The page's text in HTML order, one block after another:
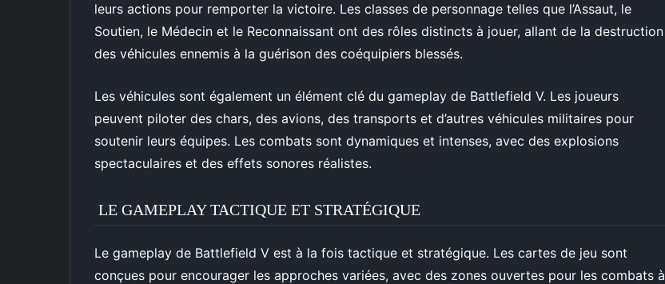
leurs actions pour remporter la victoire. Les classes de personnage telles que l’Assaut, le
Soutien, le Médecin et le Reconnaissant ont des rôles distincts à jouer, allant de la destruction
des véhicules ennemis à la guérison des coéquipiers blessés.
Les véhicules sont également un élément clé du gameplay de Battlefield V. Les joueurs
peuvent piloter des chars, des avions, des transports et d’autres véhicules militaires pour
soutenir leurs équipes. Les combats sont dynamiques et intenses, avec des explosions
spectaculaires et des effets sonores réalistes.
LE GAMEPLAY TACTIQUE ET STRATÉGIQUE
Le gameplay de Battlefield V est à la fois tactique et stratégique. Les cartes de jeu sont
conçues pour encourager les approches variées, avec des zones ouvertes pour les combats à